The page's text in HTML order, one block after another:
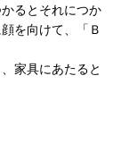
るとそれにつか
を向けて、「Ｂ
家具にあたると